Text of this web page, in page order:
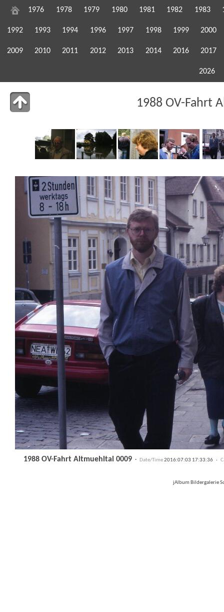
1976 1978 1979 1980 1981 1982 1983
1992 1993 1994 1996 1997 1998 1999 2000
2009 2010 2011 2012 2013 2014 2016 2017
2026
1988 OV-Fahrt
1988 OV-Fahrt Altmuehltal 0009 · Date/Time2016:07:03 17:33:36 ·
jAlbum Bildergalerie